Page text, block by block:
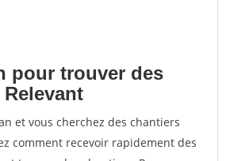
pour trouver des
et vous cherchez des chantiers
comment recevoir rapidement des